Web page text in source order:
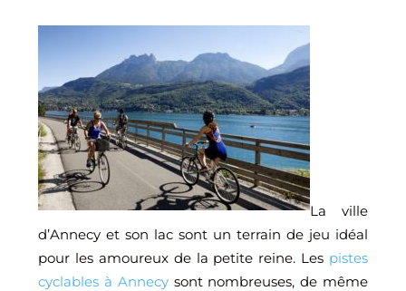
La ville
d’Annecy et son lac sont un terrain de jeu idéal
pour les amoureux de la petite reine. Les pistes
cyclables à Annecysont nombreuses, de même